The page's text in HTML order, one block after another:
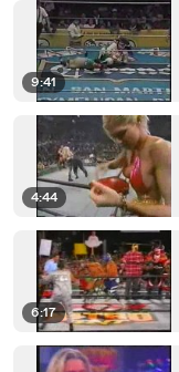
9:41
4:44
6:17